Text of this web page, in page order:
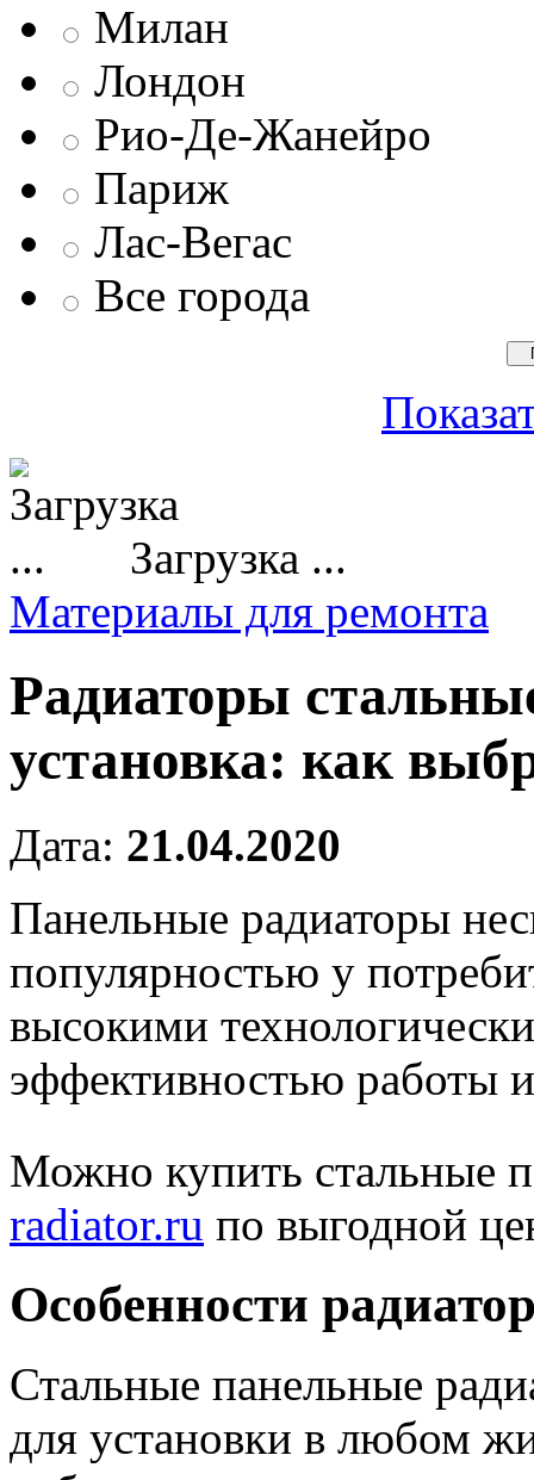
Милан
Лондон
Рио-Де-Жанейро
Париж
Лас-Вегас
Все города
Загрузка ...
Материалы для ремонта
Радиаторы
установка: как
Дата: 21.04.2020
Панельные радиаторы
популярностью у
высокими
эффективностью работы
Можно купить стальные
radiator.ru по выгодной
Особенности
Стальные панельные
для установки в любом